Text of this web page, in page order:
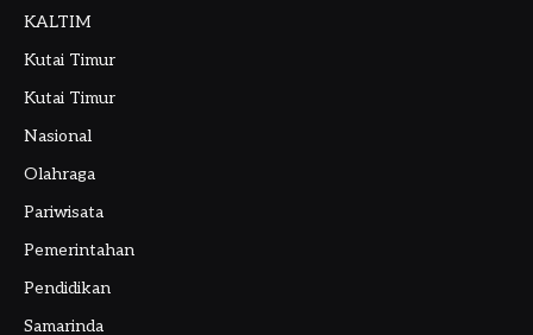
KALTIM
Kutai Timur
Kutai Timur
Nasional
Olahraga
Pariwisata
Pemerintahan
Pendidikan
Samarinda